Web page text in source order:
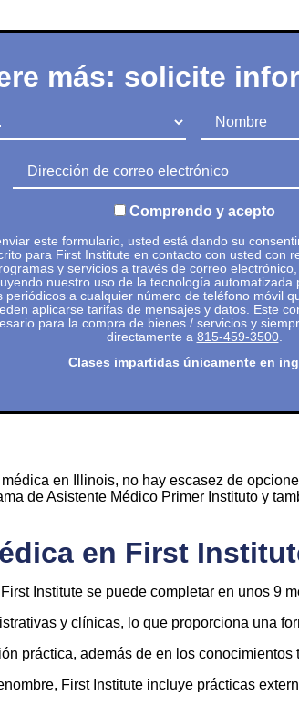
más: solicite
Nombre
Dirección de correo electrónico
Comprendo y acepto
este formulario, usted está dando su
para First Institute en contacto con usted con
y servicios a través de correo
nuestro uso de la tecnología automatizada
periódicos a cualquier número de teléfono móvil
aplicarse tarifas de mensajes y datos. Este
para la compra de bienes / servicios y
directamente a 815-459-3500.
Clases impartidas únicamente en
en Illinois, no hay escasez de
de Asistente Médico Primer Instituto y
en First
Institute se puede completar en unos 9
y clínicas, lo que proporciona una
práctica, además de en los conocimientos
First Institute incluye prácticas